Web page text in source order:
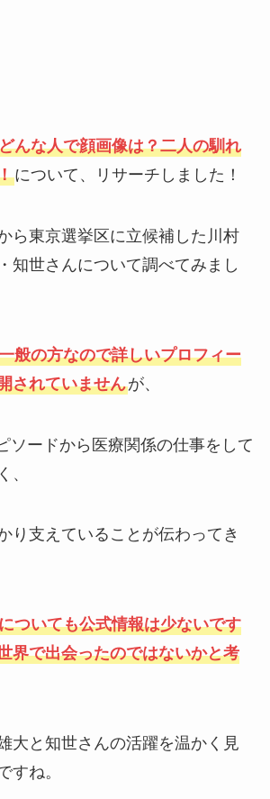
んな人で顔画像は？二人の馴れ
について、リサーチしました！
ら東京選挙区に立候補した川村
知世さんについて調べてみまし
般の方なので詳しいプロフィー
されていませんが、
ソードから医療関係の仕事をして
、
り支えていることが伝わってき
ついても公式情報は少ないです
界で出会ったのではないかと考
大と知世さんの活躍を温かく見
すね。